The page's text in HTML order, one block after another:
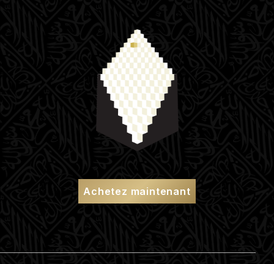
Achetez maintenant